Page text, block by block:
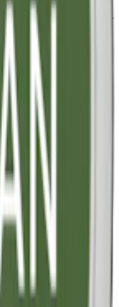
med en unik och
av Master Blender
upplaga i
till traditionella
De soltorkade
som påminner om
För att ge smaken en
White Portion subtila
men tillräckligt
och läder har
touch av bergamott.
i en normalstor prilla
22 prillor,
en torrare yta och en
milligram nikotin per